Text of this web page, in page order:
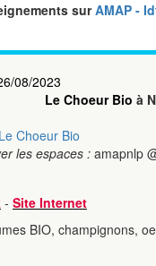
surAMAP -
08/2023
Le Choeur Bio à
Le Choeur Bio
les espaces : amapnlp
- Site Internet
BIO, champignons,